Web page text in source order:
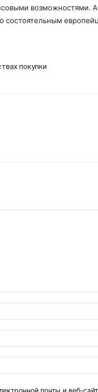
возможностями.
состоятельным
покупки
почты и веб-